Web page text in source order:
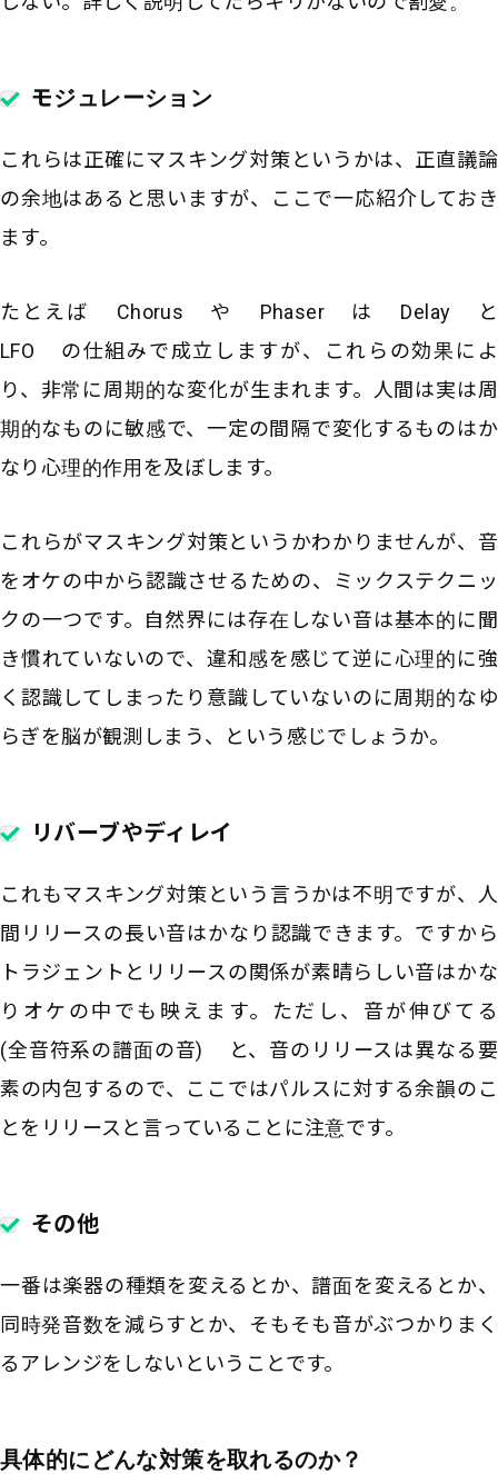
モジュレーション
これらは正確にマスキング対策というかは、正直議論
の余地はあると思いますが、ここで一応紹介しておき
ます。
たとえば Chorus や Phaser は Delay と
LFO の仕組みで成立しますが、これらの効果によ
り、非常に周期的な変化が生まれます。人間は実は周
期的なものに敏感で、一定の間隔で変化するものはか
なり心理的作用を及ぼします。
これらがマスキング対策というかわかりませんが、音
をオケの中から認識させるための、ミックステクニッ
クの一つです。自然界には存在しない音は基本的に聞
き慣れていないので、違和感を感じて逆に心理的に強
く認識してしまったり意識していないのに周期的なゆ
らぎを脳が観測しまう、という感じでしょうか。
リバーブやディレイ
これもマスキング対策という言うかは不明ですが、人
間リリースの長い音はかなり認識できます。ですから
トラジェントとリリースの関係が素晴らしい音はかな
りオケの中でも映えます。ただし、音が伸びてる
(全音符系の譜面の音) と、音のリリースは異なる要
素の内包するので、ここではパルスに対する余韻のこ
とをリリースと言っていることに注意です。
その他
一番は楽器の種類を変えるとか、譜面を変えるとか、
同時発音数を減らすとか、そもそも音がぶつかりまく
るアレンジをしないということです。
具体的にどんな対策を取れるのか？